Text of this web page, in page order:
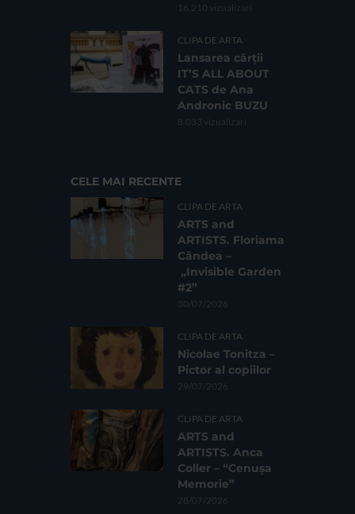
16.210 vizualizari
CLIPA DE ARTA
Lansarea cărții
IT’S ALL ABOUT
CATS de Ana
Andronic BUZU
8.033 vizualizari
CELE MAI RECENTE
CLIPA DE ARTA
ARTS and
ARTISTS. Floriama
Cândea –
„Invisible Garden
#2”
30/07/2026
CLIPA DE ARTA
Nicolae Tonitza –
Pictor al copiilor
29/07/2026
CLIPA DE ARTA
ARTS and
ARTISTS. Anca
Coller – “Cenușa
Memorie”
28/07/2026